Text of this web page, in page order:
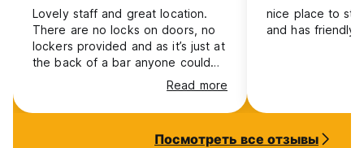
Lovely staff and great location.
There are no locks on doors, no
lockers provided and as it’s just at
the back of a bar anyone could
communal area.
Read more
nice place to
and has friendly
Посмотреть все отзывы